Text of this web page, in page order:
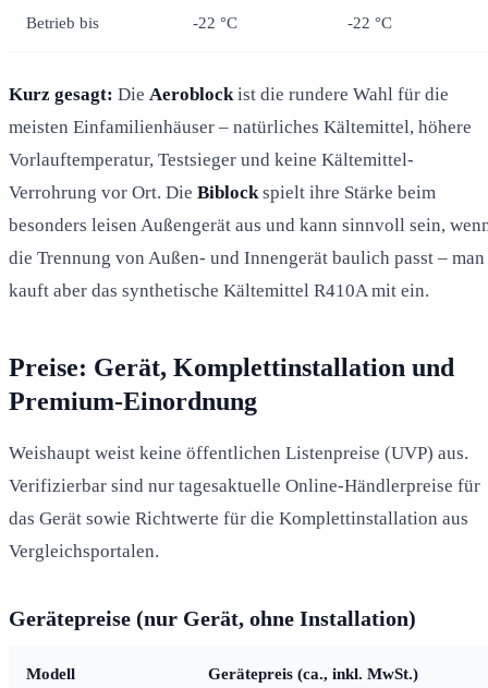
Betrieb bis -22 °C -22 °C
Kurz gesagt: Die Aeroblock ist die rundere Wahl für die
meisten Einfamilienhäuser – natürliches Kältemittel, höhere
Vorlauftemperatur, Testsieger und keine Kältemittel-
Verrohrung vor Ort. Die Biblock spielt ihre Stärke beim
besonders leisen Außengerät aus und kann sinnvoll sein,
die Trennung von Außen- und Innengerät baulich passt – man
kauft aber das synthetische Kältemittel R410A mit ein.
Preise: Gerät, Komplettinstallation und
Premium-Einordnung
Weishaupt weist keine öffentlichen Listenpreise (UVP) aus.
Verifizierbar sind nur tagesaktuelle Online-Händlerpreise für
das Gerät sowie Richtwerte für die Komplettinstallation aus
Vergleichsportalen.
Gerätepreise (nur Gerät, ohne Installation)
Modell Gerätepreis (ca., inkl. MwSt.)